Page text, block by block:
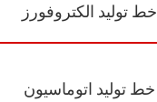
خط تولید الکتروفورز
خط تولید اتوماسیون